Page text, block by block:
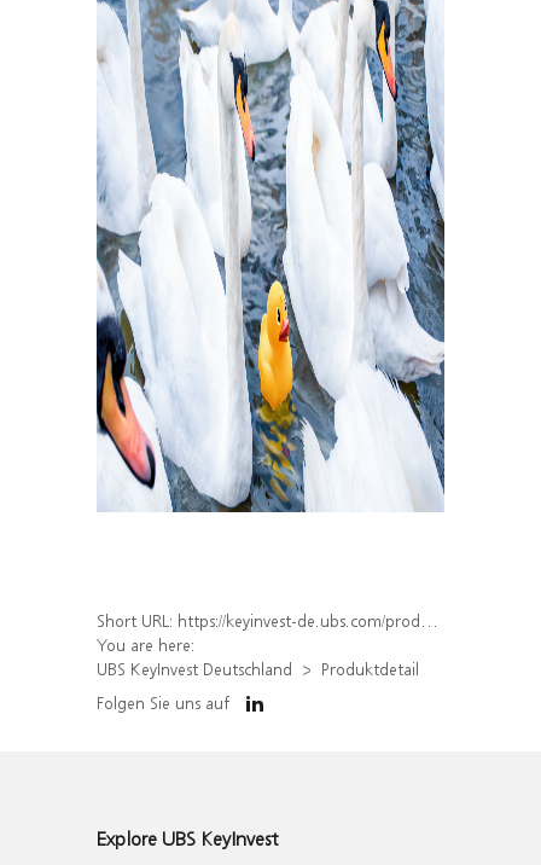
Short URL: https://keyinvest-de.ubs.com/produkt/detail/index/isin/DE000UH5CSK2
You are here:
UBS KeyInvest Deutschland
Produktdetail
Folgen Sie uns auf
Explore UBS KeyInvest